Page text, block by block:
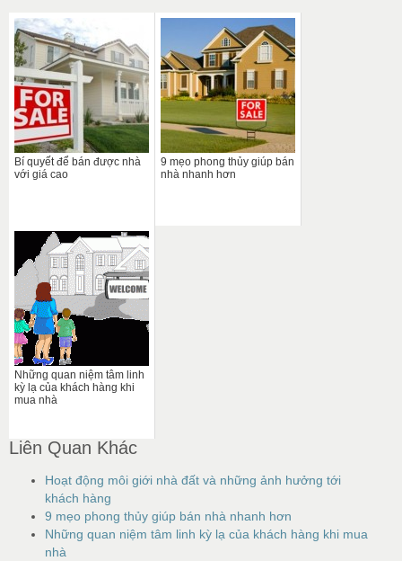
Bí quyết để bán được nhà
với giá cao
9 mẹo phong thủy giúp bán
nhà nhanh hơn
Những quan niệm tâm linh
kỳ lạ của khách hàng khi
mua nhà
Liên Quan Khác
Hoạt động môi giới nhà đất và những ảnh hưởng tới
khách hàng
9 mẹo phong thủy giúp bán nhà nhanh hơn
Những quan niệm tâm linh kỳ lạ của khách hàng khi mua
nhà